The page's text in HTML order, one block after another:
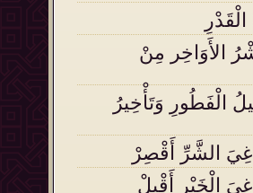
الأَوَاخِر مِنْ
الْفَطُورِ وَتَأْخِيرُ